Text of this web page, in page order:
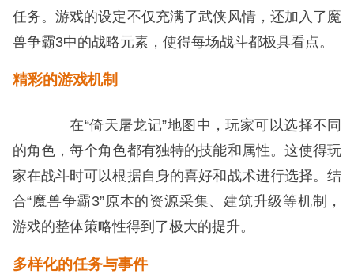
任务。游戏的设定不仅充满了武侠风情，还加入了魔
兽争霸3中的战略元素，使得每场战斗都极具看点。
精彩的游戏机制
在“倚天屠龙记”地图中，玩家可以选择不同
的角色，每个角色都有独特的技能和属性。这使得玩
家在战斗时可以根据自身的喜好和战术进行选择。结
合“魔兽争霸3”原本的资源采集、建筑升级等机制，
游戏的整体策略性得到了极大的提升。
多样化的任务与事件